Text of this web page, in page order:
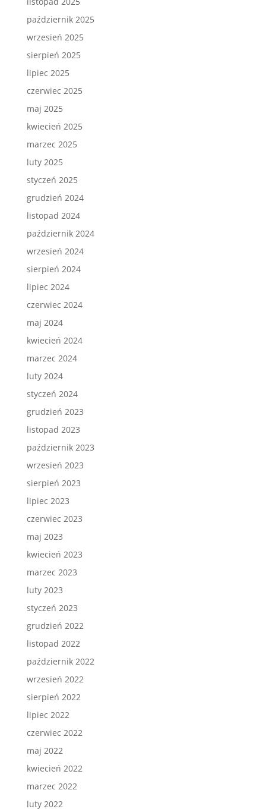
październik 2025
wrzesień 2025
sierpień 2025
lipiec 2025
czerwiec 2025
maj 2025
kwiecień 2025
marzec 2025
luty 2025
styczeń 2025
grudzień 2024
listopad 2024
październik 2024
wrzesień 2024
sierpień 2024
lipiec 2024
czerwiec 2024
maj 2024
kwiecień 2024
marzec 2024
luty 2024
styczeń 2024
grudzień 2023
listopad 2023
październik 2023
wrzesień 2023
sierpień 2023
lipiec 2023
czerwiec 2023
maj 2023
kwiecień 2023
marzec 2023
luty 2023
styczeń 2023
grudzień 2022
listopad 2022
październik 2022
wrzesień 2022
sierpień 2022
lipiec 2022
czerwiec 2022
maj 2022
kwiecień 2022
marzec 2022
luty 2022